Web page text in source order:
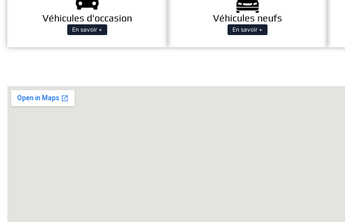
Véhicules d'occasion
En savoir +
Véhicules neufs
En savoir +